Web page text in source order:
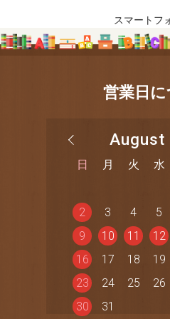
スマートフ
営業日
August
日 月 火 水
2
3 4 5
9
10 11 12
16
17 18 19
23
24 25 26
30
31